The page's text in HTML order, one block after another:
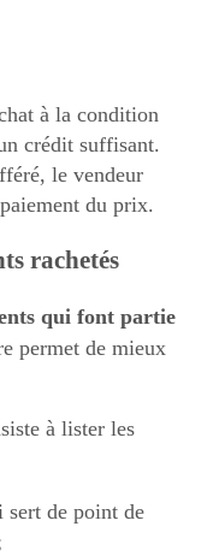
à la condition
crédit suffisant.
le vendeur
du prix.
rachetés
qui font partie
permet de mieux
à lister les
sert de point de